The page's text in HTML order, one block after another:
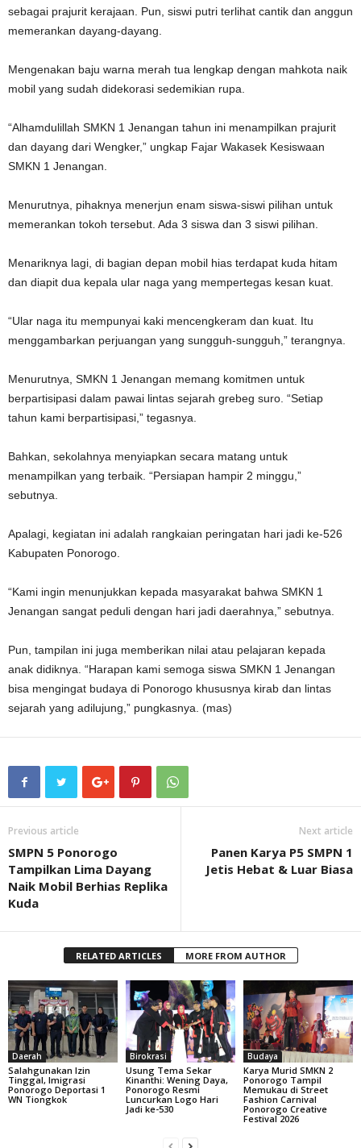
sebagai prajurit kerajaan. Pun, siswi putri terlihat cantik dan anggun
memerankan dayang-dayang.
Mengenakan baju warna merah tua lengkap dengan mahkota naik
mobil yang sudah didekorasi sedemikian rupa.
“Alhamdulillah SMKN 1 Jenangan tahun ini menampilkan prajurit
dan dayang dari Wengker,” ungkap Fajar Wakasek Kesiswaan
SMKN 1 Jenangan.
Menurutnya, pihaknya menerjun enam siswa-siswi pilihan untuk
memerankan tokoh tersebut. Ada 3 siswa dan 3 siswi pilihan.
Menariknya lagi, di bagian depan mobil hias terdapat kuda hitam
dan diapit dua kepala ular naga yang mempertegas kesan kuat.
“Ular naga itu mempunyai kaki mencengkeram dan kuat. Itu
menggambarkan perjuangan yang sungguh-sungguh,” terangnya.
Menurutnya, SMKN 1 Jenangan memang komitmen untuk
berpartisipasi dalam pawai lintas sejarah grebeg suro. “Setiap
tahun kami berpartisipasi,” tegasnya.
Bahkan, sekolahnya menyiapkan secara matang untuk
menampilkan yang terbaik. “Persiapan hampir 2 minggu,”
sebutnya.
Apalagi, kegiatan ini adalah rangkaian peringatan hari jadi ke-526
Kabupaten Ponorogo.
“Kami ingin menunjukkan kepada masyarakat bahwa SMKN 1
Jenangan sangat peduli dengan hari jadi daerahnya,” sebutnya.
Pun, tampilan ini juga memberikan nilai atau pelajaran kepada
anak didiknya. “Harapan kami semoga siswa SMKN 1 Jenangan
bisa mengingat budaya di Ponorogo khususnya kirab dan lintas
sejarah yang adilujung,” pungkasnya. (mas)
Previous article
SMPN 5 Ponorogo
Tampilkan Lima Dayang
Naik Mobil Berhias Replika
Kuda
Next article
Panen Karya P5 SMPN 1
Jetis Hebat & Luar Biasa
RELATED ARTICLES MORE FROM AUTHOR
Daerah
Salahgunakan Izin
Tinggal, Imigrasi
Ponorogo Deportasi 1
WN Tiongkok
Birokrasi
Usung Tema Sekar
Kinanthi: Wening Daya,
Ponorogo Resmi
Luncurkan Logo Hari
Jadi ke-530
Budaya
Karya Murid SMKN 2
Ponorogo Tampil
Memukau di Street
Fashion Carnival
Ponorogo Creative
Festival 2026